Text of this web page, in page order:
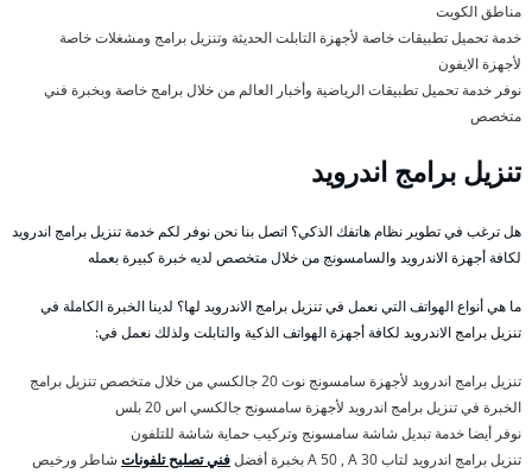
مناطق الكويت
خدمة تحميل تطبيقات خاصة لأجهزة التابلت الحديثة وتنزيل برامج ومشغلات خاصة
لأجهزة الايفون
نوفر خدمة تحميل تطبيقات الرياضية وأخبار العالم من خلال برامج خاصة وبخبرة فني
متخصص
تنزيل برامج اندرويد
هل ترغب في تطوير نظام هاتفك الذكي؟ اتصل بنا نحن نوفر لكم خدمة تنزيل برامج اندرويد
لكافة أجهزة الاندرويد والسامسونج من خلال متخصص لديه خبرة كبيرة بعمله
ما هي أنواع الهواتف التي نعمل في تنزيل برامج الاندرويد لها؟ لدينا الخبرة الكاملة في
تنزيل برامج الاندرويد لكافة أجهزة الهواتف الذكية والتابلت ولذلك نعمل في:
تنزيل برامج اندرويد لأجهزة سامسونج نوت 20 جالكسي من خلال متخصص تنزيل برامج
الخبرة في تنزيل برامج اندرويد لأجهزة سامسونج جالكسي اس 20 بلس
نوفر أيضا خدمة تبديل شاشة سامسونج وتركيب حماية شاشة للتلفون
تنزيل برامج اندرويد لتاب A 50 , A 30 بخبرة أفضل
فني تصليح تلفونات شاطر ورخيص